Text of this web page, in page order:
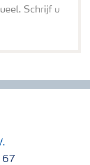
Schrijf u
67